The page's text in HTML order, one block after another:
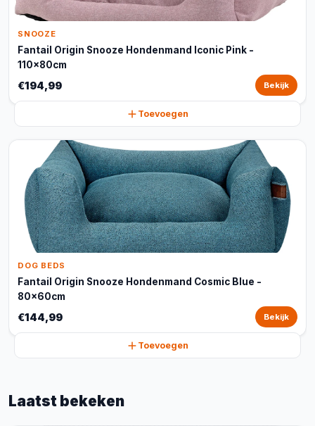
SNOOZE
Fantail Origin Snooze Hondenmand Iconic Pink -
110x80cm
€194,99 Bekijk
Toevoegen
DOG BEDS
Fantail Origin Snooze Hondenmand Cosmic Blue -
80x60cm
€144,99 Bekijk
Toevoegen
Laatst bekeken